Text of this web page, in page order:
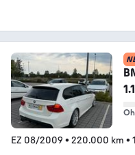
EZ 08/2009 • 220.000 km •